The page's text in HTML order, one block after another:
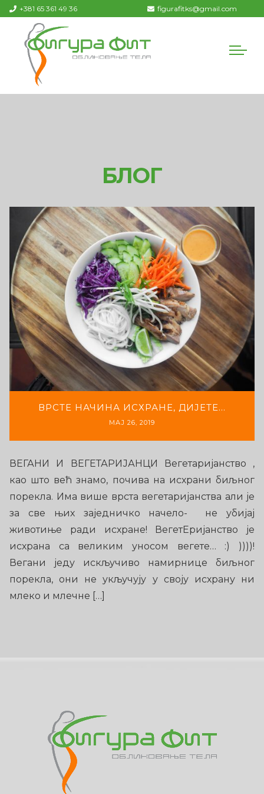
+381 65 361 49 36 figurafitks@gmail.com
БЛОГ
ВРСТЕ НАЧИНА ИСХРАНE, ДИЈЕТE…
МАЈ 26, 2019
ВЕГАНИ И ВЕГЕТАРИЈАНЦИ Вегетаријанство ,
као што већ знамо, почива на исхрани биљног
порекла. Има више врста вегетаријанства али је
за све њих заједничко начело- не убијај
животиње ради исхране! ВегетЕријанство је
исхрана са великим уносом вегете… :) ))))!
Вегани једу искључиво намирнице биљног
порекла, они не укључују у своју исхрану ни
млеко и млечне […]